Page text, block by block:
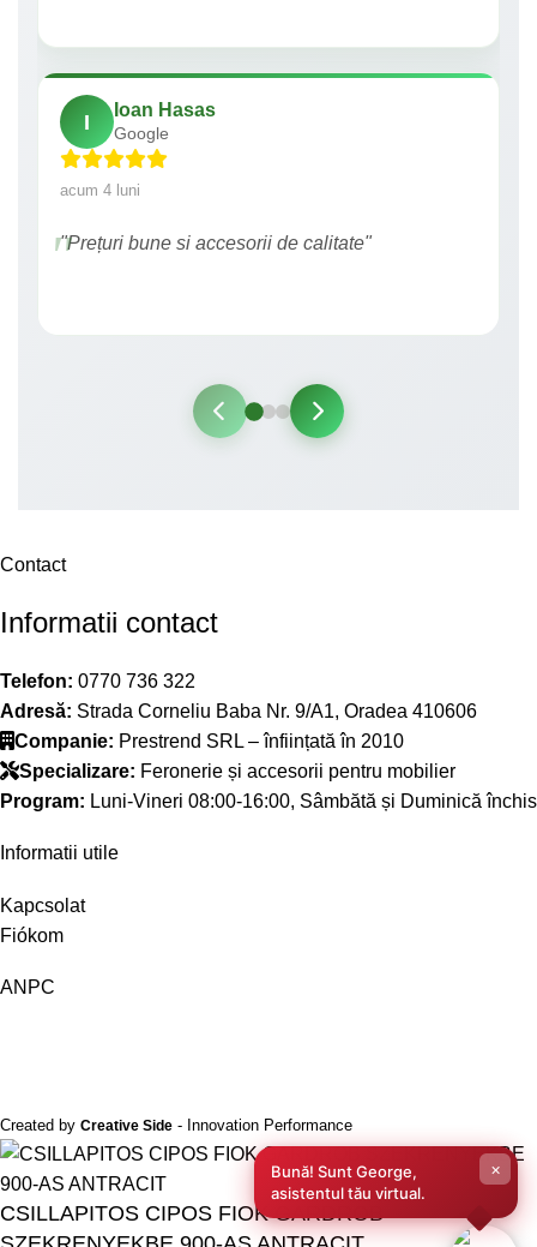
I
Ioan Hasas
Google
acum 4 luni
"Prețuri bune si accesorii de calitate"
Contact
Informatii contact
Telefon: 0770 736 322
Adresă: Strada Corneliu Baba Nr. 9/A1, Oradea 410606
Companie: Prestrend SRL – înființată în 2010
Specializare: Feronerie și accesorii pentru mobilier
Program: Luni-Vineri 08:00-16:00, Sâmbătă și Duminică închis
Informatii utile
Kapcsolat
Fiókom
ANPC
Created by Creative Side - Innovation Performance
CSILLAPITOS CIPOS FIOK GARDROB
Bună! Sunt George,
asistentul tău virtual.
×